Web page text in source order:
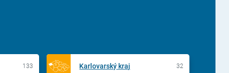
133 Karlovarský kraj 32